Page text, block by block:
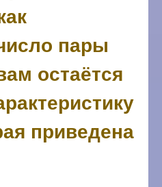
пары
остаётся
приведена